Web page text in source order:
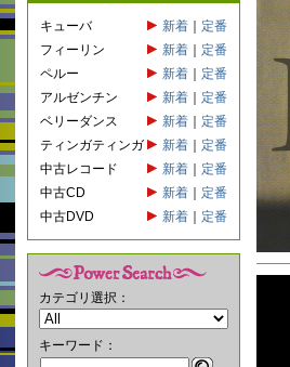
キューバ 新着
定番
フィーリン
新着
定番
ペルー
新着
定番
アルゼンチン
新着
定番
ベリーダンス
新着
定番
ティンガティンガ
新着
定番
中古レコード
新着
定番
中古CD
新着
定番
中古DVD
新着 定番
カテゴリ選択：
キーワード：